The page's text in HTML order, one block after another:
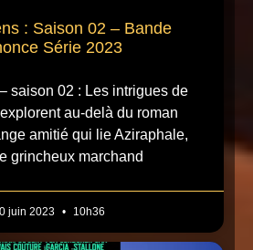
: Saison 02 – Bande
Série 2023
saison 02 : Les intrigues de
au-delà du roman
amitié qui lie Aziraphale,
grincheux marchand
juin 2023 10h36